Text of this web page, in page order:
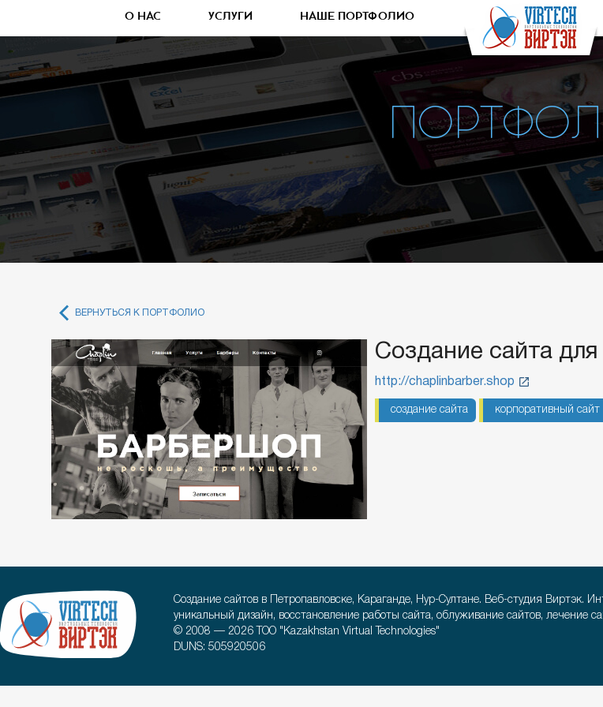
О НАС УСЛУГИ НАШЕ ПОРТФОЛИО
ВЕРНУТЬСЯ К ПОРТФОЛИО
Создание сайта
http://chaplinbarber.shop
создание сайта корпоративный сайт
Создание сайтов в Петропавловске, Караганде, Нур-Султане. Веб-студия Виртэк.
уникальный дизайн, восстановление работы сайта, облуживание сайтов, лечение
© 2008 — 2026 ТОО "Kazakhstan Virtual Technologies"
DUNS: 505920506